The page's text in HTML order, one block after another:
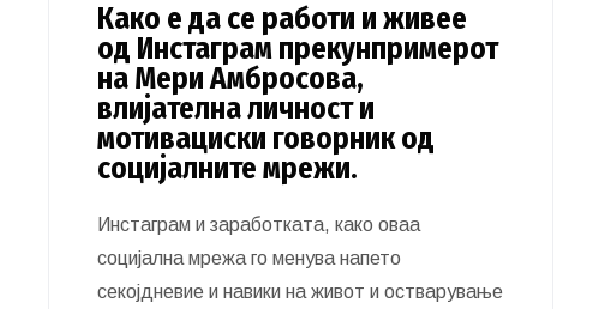
Како е да се работи и живее
од Инстаграм прекунпримерот
на Мери Амбросова,
влијателна личност и
мотивациски говорник од
социјалните мрежи.
Инстаграм и заработката, како оваа
социјална мрежа го менува напето
секојдневие и навики на живот и остварување